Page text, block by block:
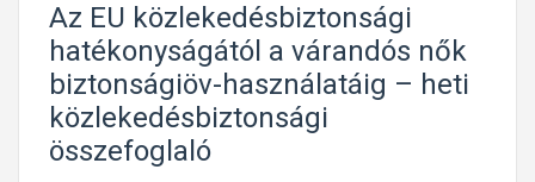
Az EU közlekedésbiztonsági
hatékonyságától a várandós nők
biztonságiöv-használatáig – heti
közlekedésbiztonsági
összefoglaló